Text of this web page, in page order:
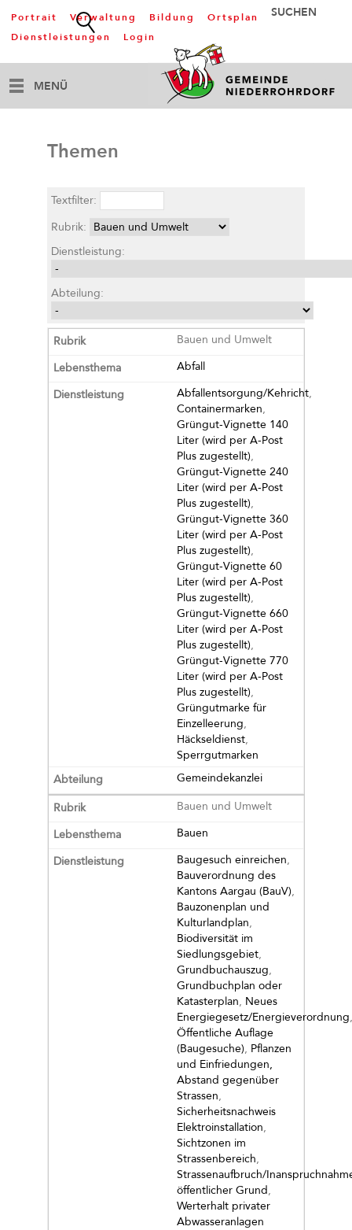
Portrait Verwaltung Bildung
Ortsplan
Dienstleistungen
Login
MENÜ
Themen
Textfilter:
Rubrik:
Dienstleistung:
Abteilung:
Bauen und Umwelt
Abfall
Abfallentsorgung/Kehricht,
Containermarken,
Grüngut-Vignette 140
Liter (wird per A-Post
Plus zugestellt),
Grüngut-Vignette 240
Liter (wird per A-Post
Plus zugestellt),
Grüngut-Vignette 360
Liter (wird per A-Post
Plus zugestellt),
Grüngut-Vignette 60
Liter (wird per A-Post
Plus zugestellt),
Grüngut-Vignette 660
Liter (wird per A-Post
Plus zugestellt),
Grüngut-Vignette 770
Liter (wird per A-Post
Plus zugestellt),
Grüngutmarke für
Einzelleerung,
Häckseldienst,
Sperrgutmarken
Gemeindekanzlei
Bauen und Umwelt
Bauen
Baugesuch einreichen,
Bauverordnung des
Kantons Aargau (BauV),
Bauzonenplan und
Kulturlandplan,
Biodiversität im
Siedlungsgebiet,
Grundbuchauszug,
Grundbuchplan oder
Katasterplan, Neues
Energiegesetz/Energieverordnung,
Öffentliche Auflage
(Baugesuche), Pflanzen
und Einfriedungen,
Abstand gegenüber
Strassen,
Sicherheitsnachweis
Elektroinstallation,
Sichtzonen im
Strassenbereich,
Strassenaufbruch/
öffentlicher Grund,
Werterhalt privater
Abwasseranlagen